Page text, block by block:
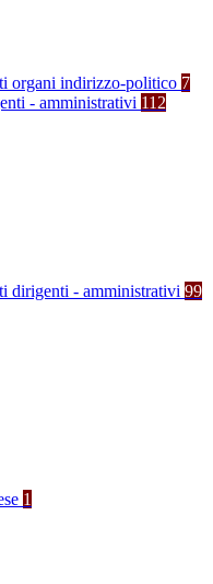
organi indirizzo-politico 7
- amministrativi 112
dirigenti - amministrativi 99
1